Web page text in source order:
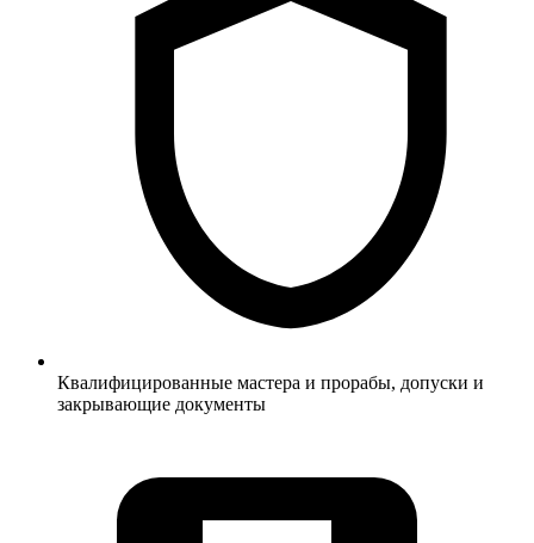
Квалифицированные мастера и прорабы, допуски и
закрывающие документы